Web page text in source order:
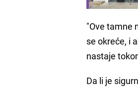
"Ove tamne
se okreće, i
nastaje
Da li je